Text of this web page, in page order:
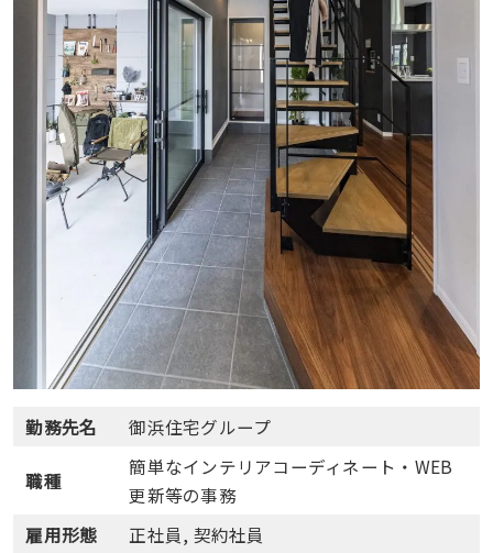
勤務先名 御浜住宅グループ
職種
簡単なインテリアコーディネート・WEB
更新等の事務
雇用形態
正社員, 契約社員